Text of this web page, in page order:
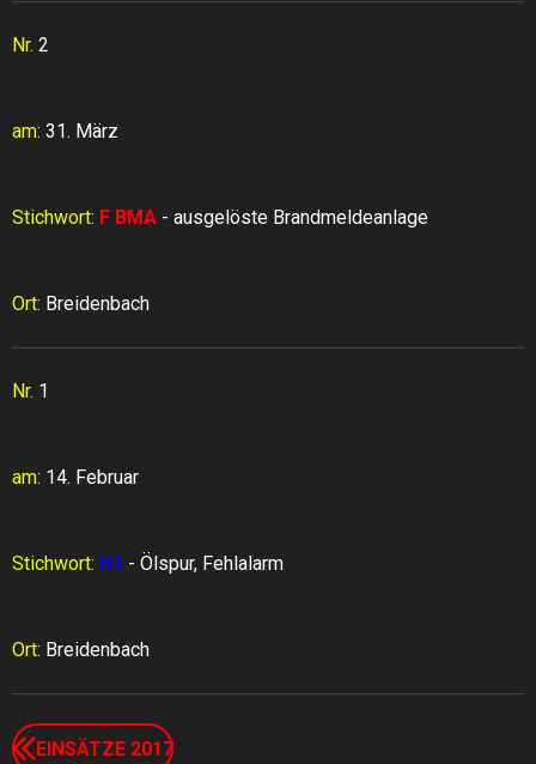
Nr. 2
am: 31. März
Stichwort: F BMA - ausgelöste Brandmeldeanlage
Ort: Breidenbach
Nr. 1
am: 14. Februar
Stichwort: H1 - Ölspur, Fehlalarm
Ort: Breidenbach
EINSÄTZE 2017